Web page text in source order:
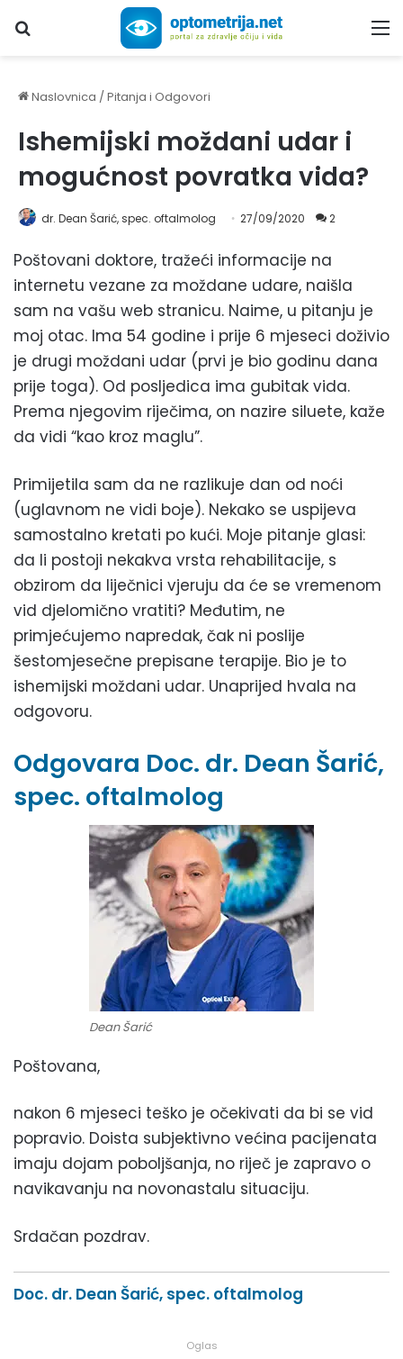
Upiši traženi pojam...
Naslovnica /Pitanja i Odgovori
Ishemijski moždani udar i
mogućnost povratka vida?
dr. Dean Šarić, spec. oftalmolog 27/09/2020 2
Poštovani doktore, tražeći informacije na
internetu vezane za moždane udare, naišla
sam na vašu web stranicu. Naime, u pitanju je
moj otac. Ima 54 godine i prije 6 mjeseci doživio
je drugi moždani udar (prvi je bio godinu dana
prije toga). Od posljedica ima gubitak vida.
Prema njegovim riječima, on nazire siluete, kaže
da vidi “kao kroz maglu”.
Primijetila sam da ne razlikuje dan od noći
(uglavnom ne vidi boje). Nekako se uspijeva
samostalno kretati po kući. Moje pitanje glasi:
da li postoji nekakva vrsta rehabilitacije, s
obzirom da liječnici vjeruju da će se vremenom
vid djelomično vratiti? Međutim, ne
primjećujemo napredak, čak ni poslije
šestomjesečne prepisane terapije. Bio je to
ishemijski moždani udar. Unaprijed hvala na
odgovoru.
Odgovara Doc. dr. Dean Šarić,
spec. oftalmolog
Dean Šarić
Poštovana,
nakon 6 mjeseci teško je očekivati da bi se vid
popravio. Doista subjektivno većina pacijenata
imaju dojam poboljšanja, no riječ je zapravo o
navikavanju na novonastalu situaciju.
Srdačan pozdrav.
Doc. dr. Dean Šarić, spec. oftalmolog
Oglas